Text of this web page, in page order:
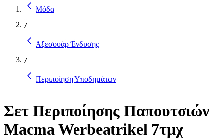
Μόδα
/
Αξεσουάρ Ένδυσης
/
Περιποίηση Υποδημάτων
Σετ Περιποίησης Παπουτσιών
Macma Werbeatrikel 7τμχ